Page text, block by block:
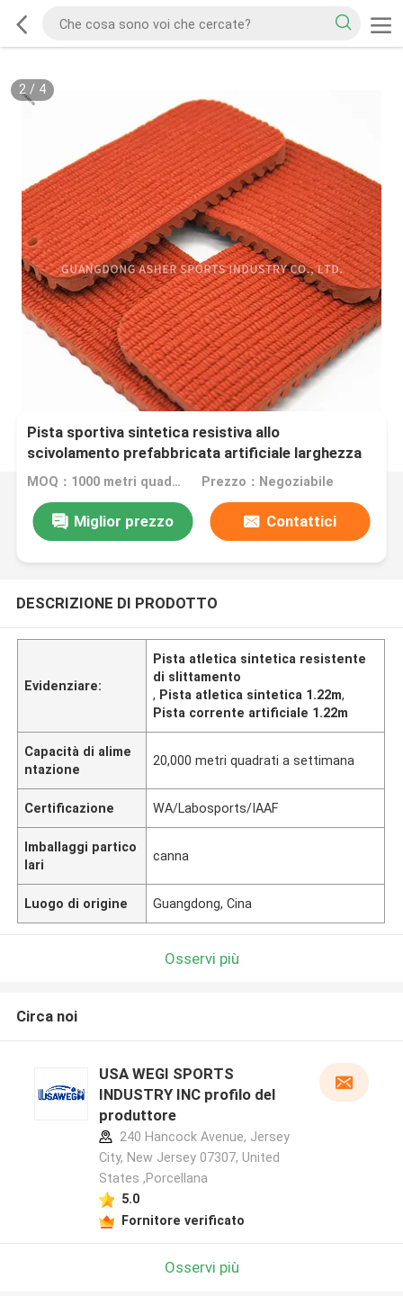
2/ 4
Pista sportiva sintetica resistiva allo
scivolamento prefabbricata artificiale larghezza
1,22 m
MOQ：1000 metri quadrati Prezzo：Negoziabile
Miglior prezzo Contattici
DESCRIZIONE DI PRODOTTO
Evidenziare:
Pista atletica sintetica resistente
di slittamento
, Pista atletica sintetica 1.22m,
Pista corrente artificiale 1.22m
Capacità di alime
ntazione
20,000 metri quadrati a settimana
Certificazione WA/Labosports/IAAF
Imballaggi partico
lari
canna
Luogo di origine Guangdong, Cina
Osservi più
Circa noi
USA WEGI SPORTS
INDUSTRY INC profilo del
produttore
240 Hancock Avenue, Jersey
City, New Jersey 07307, United
States ,Porcellana
5.0
Fornitore verificato
Osservi più